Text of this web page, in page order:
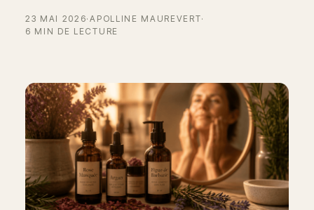
23 MAI 2026·APOLLINE MAUREVERT·
6 MIN DE LECTURE